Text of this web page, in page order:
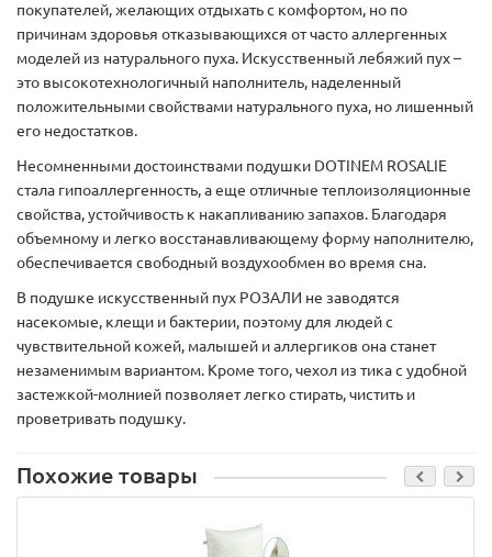
покупателей, желающих отдыхать с комфортом, но по
причинам здоровья отказывающихся от часто аллергенных
моделей из натурального пуха. Искусственный лебяжий пух –
это высокотехнологичный наполнитель, наделенный
положительными свойствами натурального пуха, но лишенный
его недостатков.
Несомненными достоинствами подушки DOTINEM ROSALIE
стала гипоаллергенность, а еще отличные теплоизоляционные
свойства, устойчивость к накапливанию запахов. Благодаря
объемному и легко восстанавливающему форму наполнителю,
обеспечивается свободный воздухообмен во время сна.
В подушке искусственный пух РОЗАЛИ не заводятся
насекомые, клещи и бактерии, поэтому для людей с
чувствительной кожей, малышей и аллергиков она станет
незаменимым вариантом. Кроме того, чехол из тика с удобной
застежкой-молнией позволяет легко стирать, чистить и
проветривать подушку.
Похожие товары